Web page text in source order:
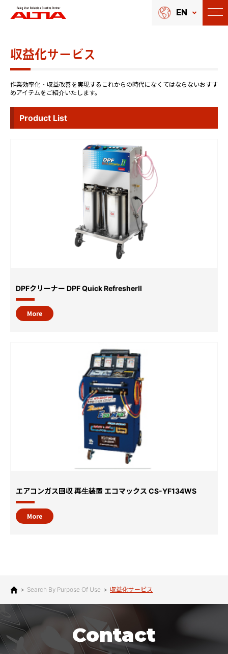
EN
収益化サービス
作業効率化・収益改善を実現するこれからの時代になくてはならないおすす
めアイテムをご紹介いたします。
Product List
DPFクリーナー DPF Quick RefresherⅡ
More
エアコンガス回収 再生装置 エコマックス CS-YF134WS
More
> Search By Purpose Of Use > 収益化サービス
Contact